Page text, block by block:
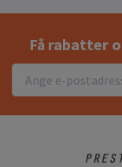
Få rabatter